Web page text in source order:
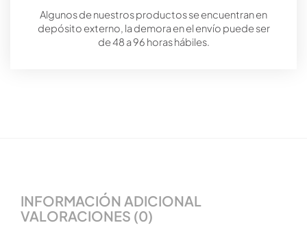
Algunos de nuestros productos se encuentran en
depósito externo, la demora en el envío puede ser
de 48 a 96 horas hábiles.
INFORMACIÓN ADICIONAL
VALORACIONES (0)